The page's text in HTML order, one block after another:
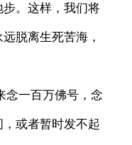
。这样，我们将
脱离生死苦海，
念一百万佛号，念
或者暂时发不起